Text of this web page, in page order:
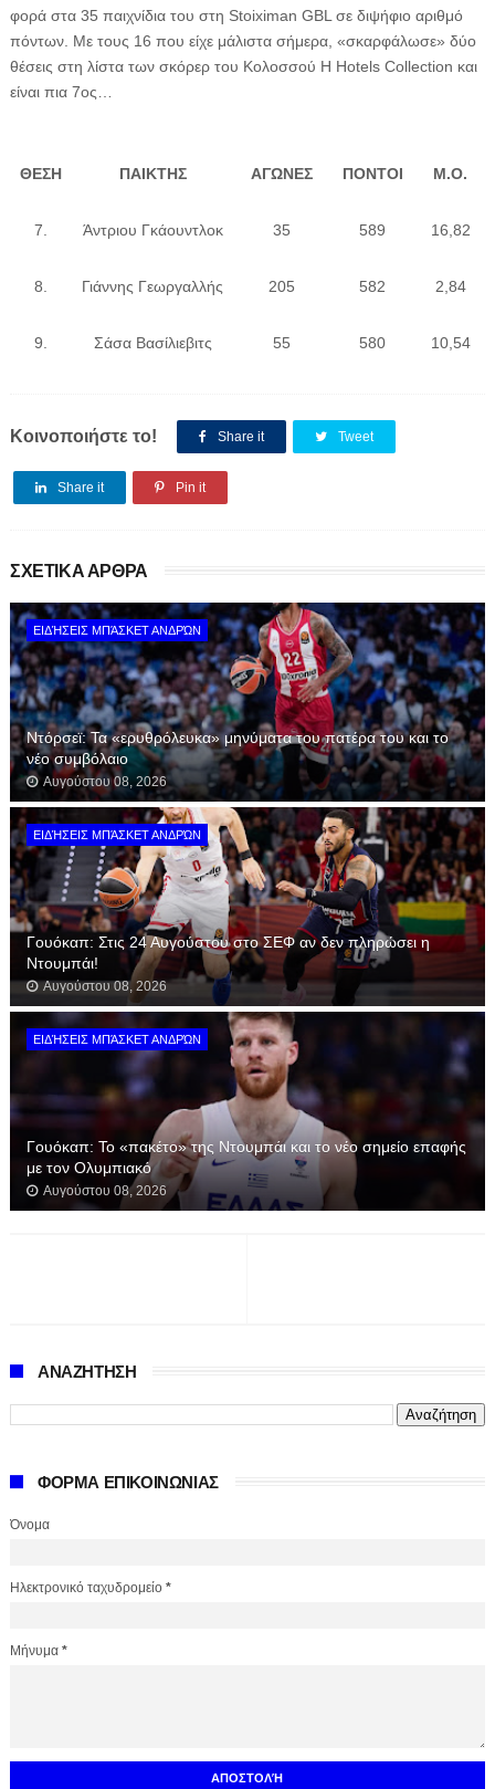
φορά στα 35 παιχνίδια του στη Stoiximan GBL σε διψήφιο αριθμό
πόντων. Με τους 16 που είχε μάλιστα σήμερα, «σκαρφάλωσε» δύο
θέσεις στη λίστα των σκόρερ του Κολοσσού H Hotels Collection και
είναι πια 7ος…
ΘΕΣΗ ΠΑΙΚΤΗΣ ΑΓΩΝΕΣ ΠΟΝΤΟΙ Μ.Ο.
7. Άντριου Γκάουντλοκ 35 589 16,82
8. Γιάννης Γεωργαλλής 205 582 2,84
9. Σάσα Βασίλιεβιτς 55 580 10,54
Κοινοποιήστε το! Share it Tweet
Share it Pin it
ΣΧΕΤΙΚΑ ΑΡΘΡΑ
ΕΙΔΉΣΕΙΣ ΜΠΆΣΚΕΤ ΑΝΔΡΏΝ
Ντόρσεϊ: Τα «ερυθρόλευκα» μηνύματα του πατέρα του και το
νέο συμβόλαιο
Αυγούστου 08, 2026
ΕΙΔΉΣΕΙΣ ΜΠΆΣΚΕΤ ΑΝΔΡΏΝ
Γουόκαπ: Στις 24 Αυγούστου στο ΣΕΦ αν δεν πληρώσει η
Ντουμπάι!
Αυγούστου 08, 2026
ΕΙΔΉΣΕΙΣ ΜΠΆΣΚΕΤ ΑΝΔΡΏΝ
Γουόκαπ: Το «πακέτο» της Ντουμπάι και το νέο σημείο επαφής
με τον Ολυμπιακό
Αυγούστου 08, 2026
ΑΝΑΖΗΤΗΣΗ
ΦΟΡΜΑ ΕΠΙΚΟΙΝΩΝΙΑΣ
Όνομα
Ηλεκτρονικό ταχυδρομείο *
Μήνυμα *